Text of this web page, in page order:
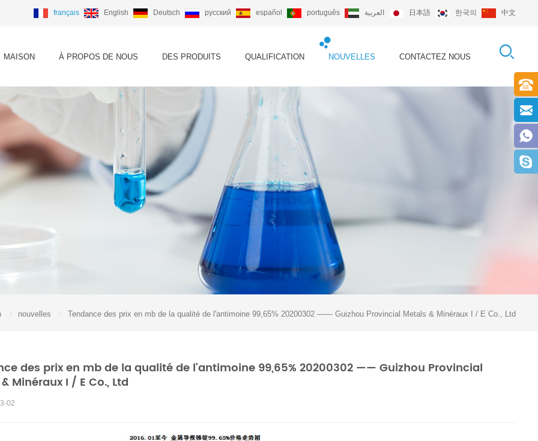
français English Deutsch русский español português العربية 日本語 한국의 中文
MAISON À PROPOS DE NOUS DES PRODUITS QUALIFICATION NOUVELLES CONTACTEZ NOUS
nouvelles Tendance des prix en mb de la qualité de l'antimoine 99,65% 20200302 —— Guizhou Provincial Metals & Minéraux I / E Co., Ltd
des prix en mb de la qualité de l'antimoine 99,65% 20200302 —— Guizhou Provincial
Minéraux I / E Co., Ltd
02